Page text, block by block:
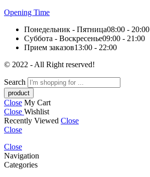
Opening Time
Понедельник - Пятница08:00 - 20:00
Суббота - Воскресенье09:00 - 21:00
Прием заказов13:00 - 22:00
© 2022 - All Right reserved!
Search
Close My Cart
Close Wishlist
Recently Viewed Close
Close
Close
Navigation
Categories